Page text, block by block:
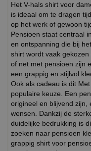
Het V-hals shirt voor
is ideaal om te dragen
op het werk of gewoon
Pensioen staat centraal
en ontspanning die bij
shirt wordt vaak
of net met pensioen zijn
een grappig en stijlvol
Ook als cadeau is dit
populaire keuze. Een
origineel en blijvend zijn,
wensen. Dankzij de
duidelijke bedrukking is
zoeken naar pensioen
grappig shirt voor